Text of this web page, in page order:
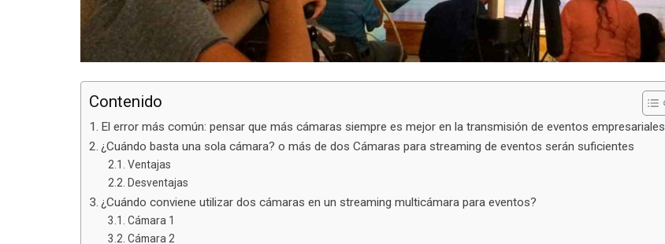
Contenido
El error más común: pensar que más cámaras siempre es mejor en la transmisión de eventos empresariales
¿Cuándo basta una sola cámara? o más de dos Cámaras para streaming de eventos serán suficientes
Ventajas
Desventajas
¿Cuándo conviene utilizar dos cámaras en un streaming multicámara para eventos?
Cámara 1
Cámara 2